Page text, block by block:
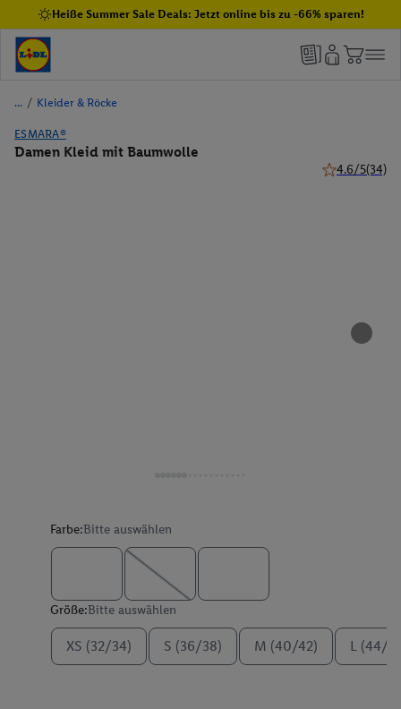
Heiße Summer Sale Deals: Jetzt online bis zu -66% sparen!
/ Kleider & Röcke
ESMARA®
Damen Kleid mit Baumwolle
4.6/5(34)
Farbe:Bitte auswählen
Größe:Bitte auswählen
XS (32/34) S (36/38) M (40/42) L (44/